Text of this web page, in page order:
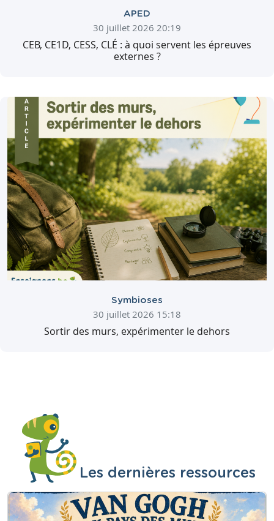
APED
30 juillet 2026 20:19
CEB, CE1D, CESS, CLÉ : à quoi servent les épreuves
externes ?
Symbioses
30 juillet 2026 15:18
Sortir des murs, expérimenter le dehors
Les dernières ressources